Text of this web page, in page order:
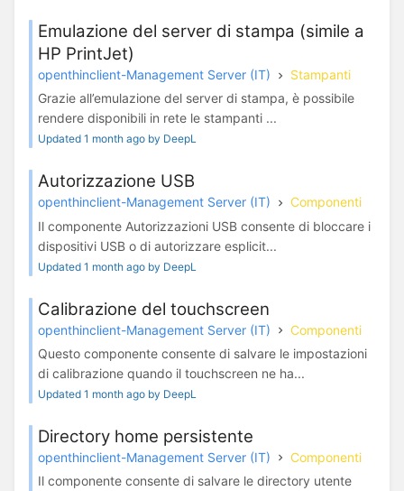
Emulazione del server di stampa (simile a
HP PrintJet)
openthinclient-Management Server (IT)
Stampanti
Grazie all’emulazione del server di stampa, è possibile
rendere disponibili in rete le stampanti ...
Updated 1 month ago by DeepL
Autorizzazione USB
openthinclient-Management Server (IT)
Componenti
Il componente Autorizzazioni USB consente di bloccare i
dispositivi USB o di autorizzare esplicit...
Updated 1 month ago by DeepL
Calibrazione del touchscreen
openthinclient-Management Server (IT)
Componenti
Questo componente consente di salvare le impostazioni
di calibrazione quando il touchscreen ne ha...
Updated 1 month ago by DeepL
Directory home persistente
openthinclient-Management Server (IT)
Componenti
Il componente consente di salvare le directory utente